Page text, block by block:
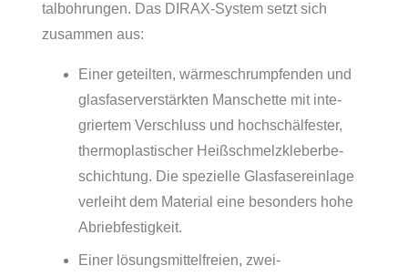
talboh­run­gen. Das DIRAX-System setzt sich
zusam­men aus:
Einer geteil­ten, wärme­schrump­fen­den und
glas­fa­ser­ver­stärk­ten Manschette mit inte­
grier­tem Verschluss und hoch­schäl­fes­ter,
thermoplas­tischer Heiß­schmelz­kle­ber­be­
schich­tung. Die spezi­elle Glas­fa­ser­ein­lage
verleiht dem Mate­rial eine beson­ders hohe
Abriebfestigkeit.
Einer lösungs­mit­tel­freien, zwei-